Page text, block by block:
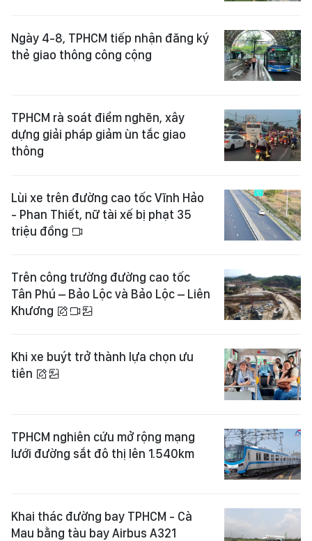
Ngày 4-8, TPHCM tiếp nhận đăng ký
thẻ giao thông công cộng
TPHCM rà soát điểm nghẽn, xây
dựng giải pháp giảm ùn tắc giao
thông
Lùi xe trên đường cao tốc Vĩnh Hảo
- Phan Thiết, nữ tài xế bị phạt 35
triệu đồng
Trên công trường đường cao tốc
Tân Phú – Bảo Lộc và Bảo Lộc – Liên
Khương
Khi xe buýt trở thành lựa chọn ưu
tiên
TPHCM nghiên cứu mở rộng mạng
lưới đường sắt đô thị lên 1.540km
Khai thác đường bay TPHCM - Cà
Mau bằng tàu bay Airbus A321